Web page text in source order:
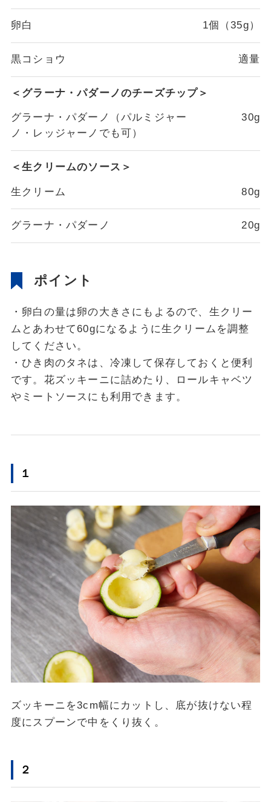
卵白 1個（35g）
黒コショウ 適量
＜グラーナ・パダーノのチーズチップ＞
グラーナ・パダーノ（パルミジャー
ノ・レッジャーノでも可）
30g
＜生クリームのソース＞
生クリーム 80g
グラーナ・パダーノ 20g
ポイント
・卵白の量は卵の大きさにもよるので、生クリー
ムとあわせて60gになるように生クリームを調整
してください。
・ひき肉のタネは、冷凍して保存しておくと便利
です。花ズッキーニに詰めたり、ロールキャベツ
やミートソースにも利用できます。
１
ズッキーニを3cm幅にカットし、底が抜けない程
度にスプーンで中をくり抜く。
２